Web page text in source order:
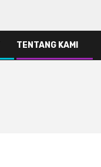
TENTANG KAMI